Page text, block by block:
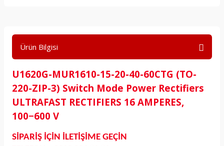
Ürün Bilgisi
U1620G-MUR1610-15-20-40-60CTG (TO-
220-ZIP-3) Switch Mode Power Rectifiers
ULTRAFAST RECTIFIERS 16 AMPERES,
100−600 V
SİPARİŞ İÇİN İLETİŞİME GEÇİN